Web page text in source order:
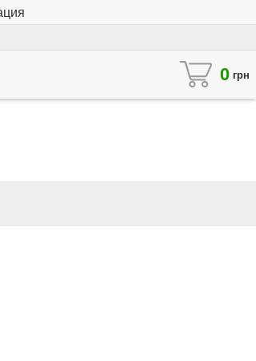
0 грн